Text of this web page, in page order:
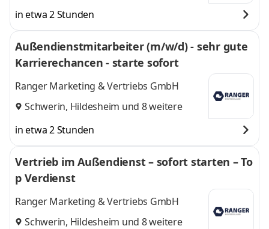
in etwa 2 Stunden
Außendienstmitarbeiter (m/w/d) - sehr gute
Karrierechancen - starte sofort
Ranger Marketing & Vertriebs GmbH
Schwerin, Hildesheim und 8 weitere
in etwa 2 Stunden
Vertrieb im Außendienst – sofort starten – To
p Verdienst
Ranger Marketing & Vertriebs GmbH
Schwerin, Hildesheim und 8 weitere